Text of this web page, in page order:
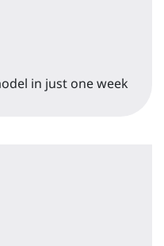
in just one week